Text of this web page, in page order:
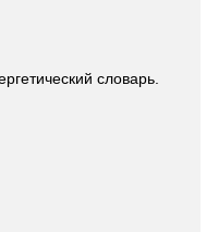
словарь.